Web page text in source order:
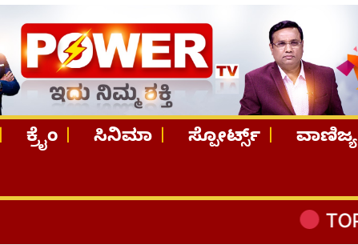
ಕ್ರೈಂ ಸಿನಿಮಾ ಸ್ಪೋರ್ಟ್ಸ್ ವಾಣಿಜ್ಯ
TOP STORIES